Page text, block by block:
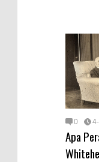
0
Apa